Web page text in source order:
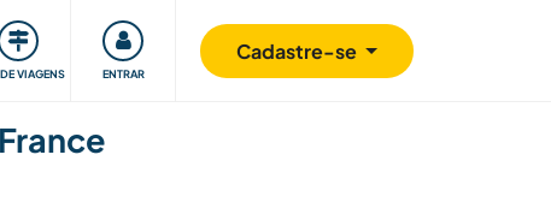
VIAGENS ENTRAR
Cadastre-se
Comunidade Retribuindo Segurança